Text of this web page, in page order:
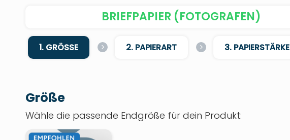
BRIEFPAPIER (FOTOGRAFEN)
1. GRÖSSE 2. PAPIERART 3. PAPIERSTÄRKE
Größe
Wähle die passende Endgröße für dein Produkt: